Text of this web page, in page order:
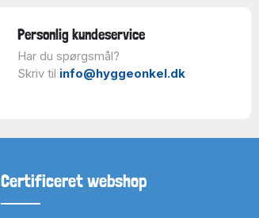
Personlig kundeservice
Har du spørgsmål?
Skriv til info@hyggeonkel.dk
Certificeret webshop